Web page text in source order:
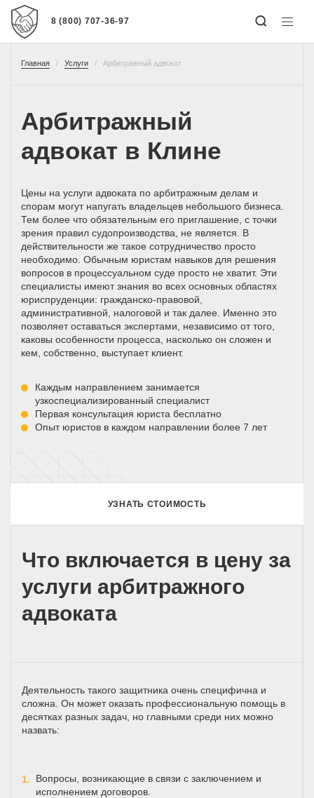
8 (800) 707-36-97
Главная Услуги Арбитражный адвокат
Арбитражный
адвокат в Клине
Цены на услуги адвоката по арбитражным делам и
спорам могут напугать владельцев небольшого бизнеса.
Тем более что обязательным его приглашение, с точки
зрения правил судопроизводства, не является. В
действительности же такое сотрудничество просто
необходимо. Обычным юристам навыков для решения
вопросов в процессуальном суде просто не хватит. Эти
специалисты имеют знания во всех основных областях
юриспруденции: гражданско-правовой,
административной, налоговой и так далее. Именно это
позволяет оставаться экспертами, независимо от того,
каковы особенности процесса, насколько он сложен и
кем, собственно, выступает клиент.
Каждым направлением занимается
узкоспециализированный специалист
Первая консультация юриста бесплатно
Опыт юристов в каждом направлении более 7 лет
УЗНАТЬ СТОИМОСТЬ
Что включается в цену за
услуги арбитражного
адвоката
Деятельность такого защитника очень специфична и
сложна. Он может оказать профессиональную помощь в
десятках разных задач, но главными среди них можно
назвать:
Вопросы, возникающие в связи с заключением и
исполнением договоров.